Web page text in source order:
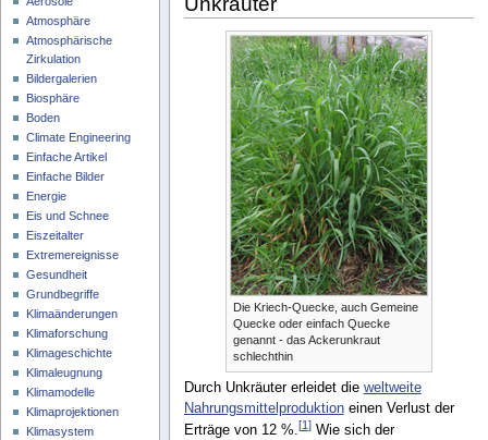
Die Kriech-Quecke, auch Gemeine
Quecke oder einfach Quecke
genannt - das Ackerunkraut
schlechthin
Durch Unkräuter erleidet die weltweite
Nahrungsmittelproduktioneinen Verlust der
Erträge von 12 %.[1 ]Wie sich der
Atmosphäre
Atmosphärische
Zirkulation
Bildergalerien
Biosphäre
Boden
Climate Engineering
Einfache Artikel
Einfache Bilder
Energie
Eis und Schnee
Eiszeitalter
Extremereignisse
Gesundheit
Grundbegriffe
Klimaänderungen
Klimaforschung
Klimageschichte
Klimaleugnung
Klimamodelle
Klimaprojektionen
Klimasystem